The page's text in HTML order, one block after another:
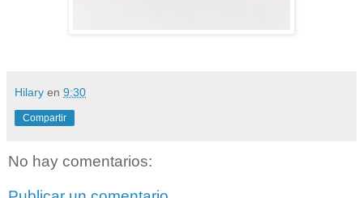
Hilary en 9:30
Compartir
No hay comentarios: